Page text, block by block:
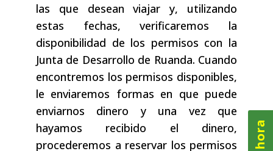
las que desean viajar y, utilizando
estas fechas, verificaremos la
disponibilidad de los permisos con la
Junta de Desarrollo de Ruanda. Cuando
encontremos los permisos disponibles,
le enviaremos formas en que puede
enviarnos dinero y una vez que
hayamos recibido el dinero,
procederemos a reservar los permisos